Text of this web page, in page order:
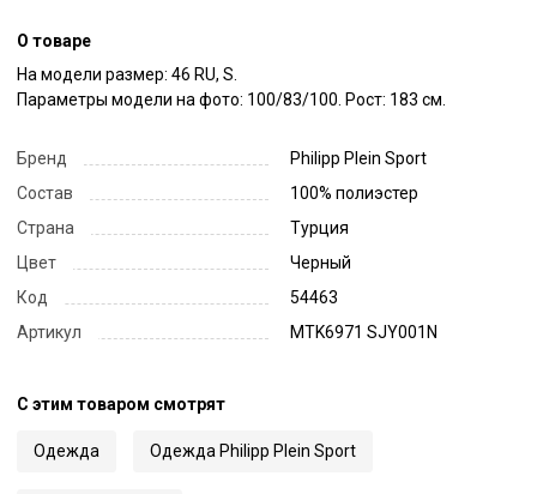
О товаре
На модели размер: 46 RU, S.
Параметры модели на фото: 100/83/100. Рост: 183 см.
Бренд
Philipp Plein Sport
Состав
100% полиэстер
Страна
Турция
Цвет
Черный
Код
54463
Артикул
MTK6971 SJY001N
С этим товаром смотрят
Одежда Одежда Philipp Plein Sport